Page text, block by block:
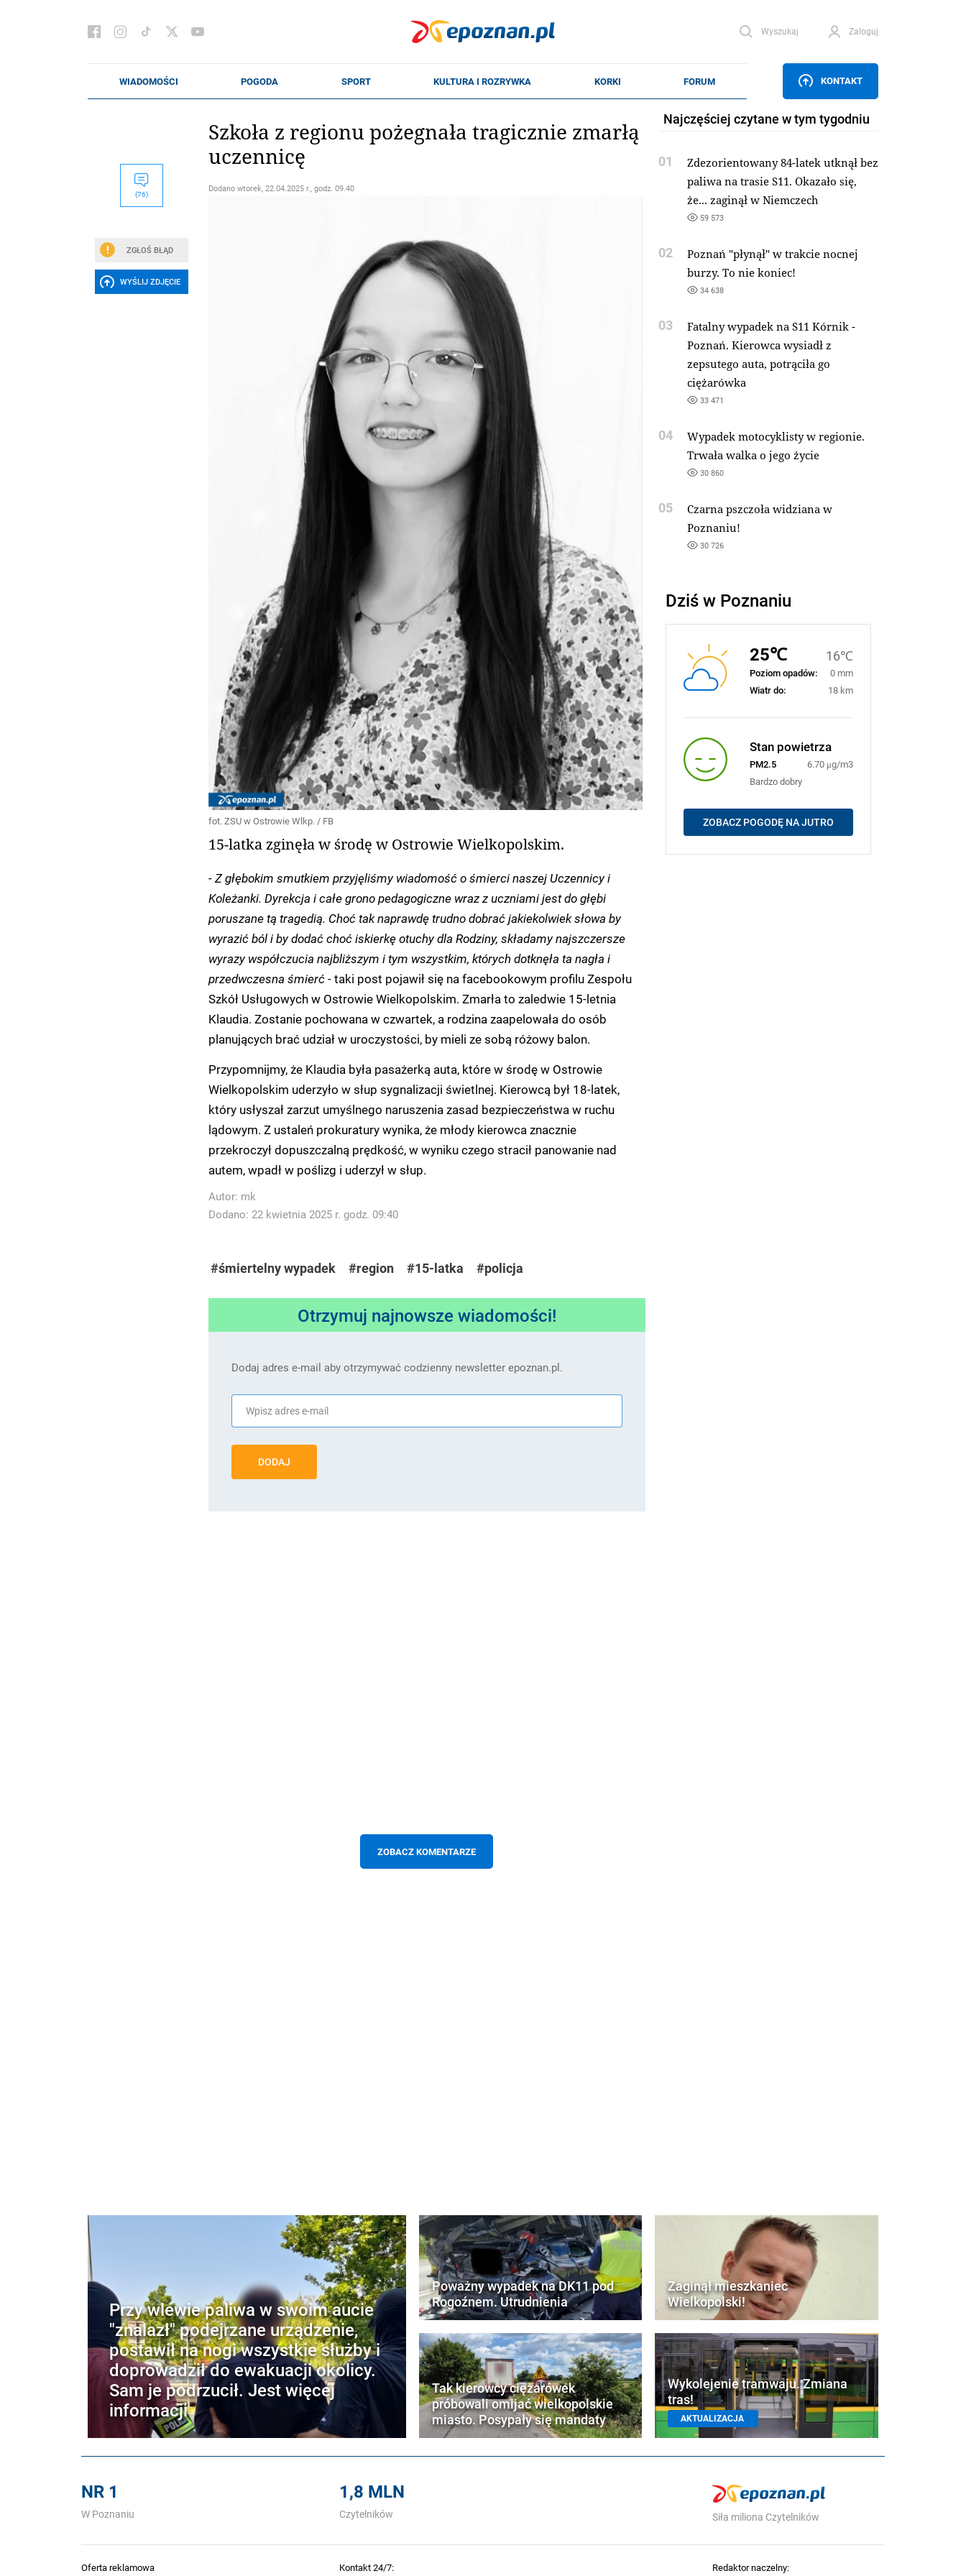
Wyszukaj Zaloguj
KONTAKT
(76)
ZGŁOŚ BŁĄD
WYŚLIJ ZDJĘCIE
Szkoła z regionu pożegnała tragicznie zmarłą
uczennicę
Dodano wtorek, 22.04.2025 r., godz. 09.40
fot. ZSU w Ostrowie Wlkp. / FB
15-latka zginęła w środę w Ostrowie Wielkopolskim.
- Z głębokim smutkiem przyjęliśmy wiadomość o śmierci naszej Uczennicy i
Koleżanki. Dyrekcja i całe grono pedagogiczne wraz z uczniami jest do głębi
poruszane tą tragedią. Choć tak naprawdę trudno dobrać jakiekolwiek słowa by
wyrazić ból i by dodać choć iskierkę otuchy dla Rodziny, składamy najszczersze
wyrazy współczucia najbliższym i tym wszystkim, których dotknęła ta nagła i
przedwczesna śmierć -taki post pojawił się na facebookowym profilu Zespołu
Szkół Usługowych w Ostrowie Wielkopolskim. Zmarła to zaledwie 15-letnia
Klaudia. Zostanie pochowana w czwartek, a rodzina zaapelowała do osób
planujących brać udział w uroczystości, by mieli ze sobą różowy balon.
Przypomnijmy, że Klaudia była pasażerką auta, które w środę w Ostrowie
Wielkopolskim uderzyło w słup sygnalizacji świetlnej. Kierowcą był 18-latek,
który usłyszał zarzut umyślnego naruszenia zasad bezpieczeństwa w ruchu
lądowym. Z ustaleń prokuratury wynika, że młody kierowca znacznie
przekroczył dopuszczalną prędkość, w wyniku czego stracił panowanie nad
autem, wpadł w poślizg i uderzył w słup.
Autor: mk
Dodano: 22 kwietnia 2025 r. godz. 09:40
#śmiertelny wypadek #region #15-latka #policja
Otrzymuj najnowsze wiadomości!
Dodaj adres e-mail aby otrzymywać codzienny newsletter epoznan.pl.
DODAJ
ZOBACZ KOMENTARZE
Najczęściej czytane w tym tygodniu
01
Zdezorientowany 84-latek utknął bez
paliwa na trasie S11. Okazało się,
że... zaginął w Niemczech
59 573
02
Poznań "płynął" w trakcie nocnej
burzy. To nie koniec!
34 638
03
Fatalny wypadek na S11 Kórnik -
Poznań. Kierowca wysiadł z
zepsutego auta, potrąciła go
ciężarówka
33 471
04
Wypadek motocyklisty w regionie.
Trwała walka o jego życie
30 860
05
Czarna pszczoła widziana w
Poznaniu!
30 726
Dziś w Poznaniu
25℃ 16℃
Poziom opadów:
0 mm
Wiatr do:
18 km
Stan powietrza
PM2.5
6.70 μg/m3
Bardzo dobry
ZOBACZ POGODĘ NA JUTRO
Przy wlewie paliwa w swoim aucie
"znalazł" podejrzane urządzenie,
postawił na nogi wszystkie służby i
doprowadził do ewakuacji okolicy.
Sam je podrzucił. Jest więcej
informacji
Poważny wypadek na DK11 pod
Rogoźnem. Utrudnienia
Tak kierowcy ciężarówek
próbowali omijać wielkopolskie
miasto. Posypały się mandaty
Zaginął mieszkaniec
Wielkopolski!
Wykolejenie tramwaju. Zmiana
tras!
AKTUALIZACJA
NR 1
W Poznaniu
1,8 MLN
Czytelników Siła miliona Czytelników
Oferta reklamowa Kontakt 24/7: Redaktor naczelny: